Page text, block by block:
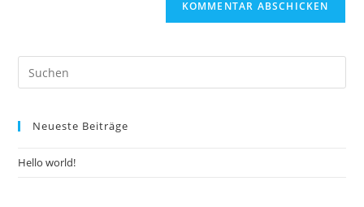
Neueste Beiträge
Hello world!